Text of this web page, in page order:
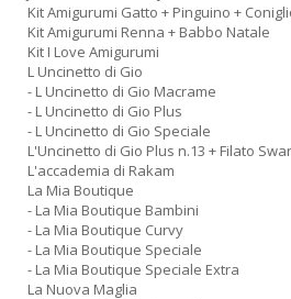
Kit Amigurumi Gatto + Pinguino +
Kit Amigurumi Renna + Babbo Natale
Kit I Love Amigurumi
L Uncinetto di Gio
- L Uncinetto di Gio Macrame
- L Uncinetto di Gio Plus
- L Uncinetto di Gio Speciale
L'Uncinetto di Gio Plus n.13 + Filato
L'accademia di Rakam
La Mia Boutique
- La Mia Boutique Bambini
- La Mia Boutique Curvy
- La Mia Boutique Speciale
- La Mia Boutique Speciale Extra
La Nuova Maglia